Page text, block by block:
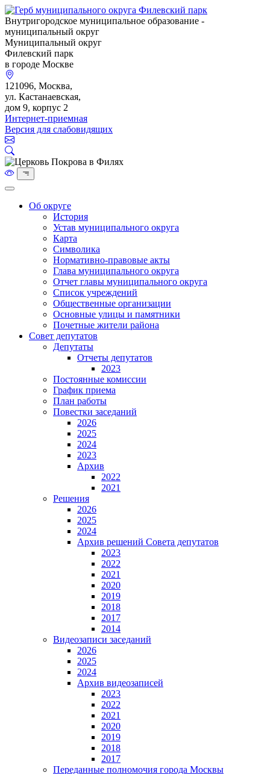
Внутригородское муниципальное образование -
муниципальный округ
Муниципальный округ
Филевский парк
в городе Москве
121096, Москва,
ул. Кастанаевская,
дом 9, корпус 2
Интернет-приемная
Версия для слабовидящих
Об округе
История
Устав муниципального округа
Карта
Символика
Нормативно-правовые акты
Глава муниципального округа
Отчет главы муниципального округа
Список учреждений
Общественные организации
Основные улицы и памятники
Почетные жители района
Совет депутатов
Депутаты
Отчеты депутатов
2023
Постоянные комиссии
График приема
План работы
Повестки заседаний
2026
2025
2024
2023
Архив
2022
2021
Решения
2026
2025
2024
Архив решений Совета депутатов
2023
2022
2021
2020
2019
2018
2017
2014
Видеозаписи заседаний
2026
2025
2024
Архив видеозаписей
2023
2022
2021
2020
2019
2018
2017
Переданные полномочия города Москвы